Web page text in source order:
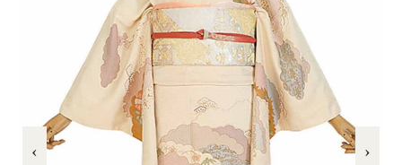
パーティ・ビジネス
七五三
成人式
叙勲
観劇・お茶会・街歩き
‹ ›